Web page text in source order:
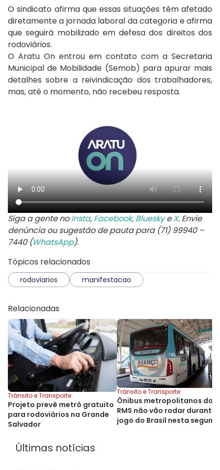
O sindicato afirma que essas situações têm afetado
diretamente a jornada laboral da categoria e afirma
que seguirá mobilizado em defesa dos direitos dos
rodoviários.
O Aratu On entrou em contato com a Secretaria
Municipal de Mobilidade (Semob) para apurar mais
detalhes sobre a reivindicação dos trabalhadores,
mas, até o momento, não recebeu resposta.
Siga a gente noInsta, Facebook, BlueskyeX. Envie
denúncia ou sugestão de pauta para (71) 99940 –
7440 (WhatsApp).
Tópicos relacionados
rodoviarios manifestacao
Relacionadas
Trânsito e Transporte
Projeto prevê metrô gratuito
para rodoviários na Grande
Salvador
Trânsito e Transporte
Ônibus metropolitanos da
RMS não vão rodar durante
jogo do Brasil nesta
Últimas notícias